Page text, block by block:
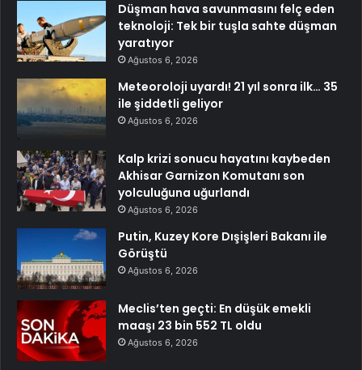
Düşman hava savunmasını felç eden
teknoloji: Tek bir tuşla sahte düşman
yaratıyor
Ağustos 6, 2026
Meteoroloji uyardı! 21 yıl sonra ilk… 35
ile şiddetli geliyor
Ağustos 6, 2026
Kalp krizi sonucu hayatını kaybeden
Akhisar Garnizon Komutanı son
yolculuğuna uğurlandı
Ağustos 6, 2026
Putin, Kuzey Kore Dışişleri Bakanı ile
Görüştü
Ağustos 6, 2026
Meclis’ten geçti: En düşük emekli
maaşı 23 bin 552 TL oldu
Ağustos 6, 2026